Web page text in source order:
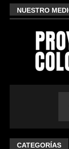
NUESTRO
CATEGORÍAS